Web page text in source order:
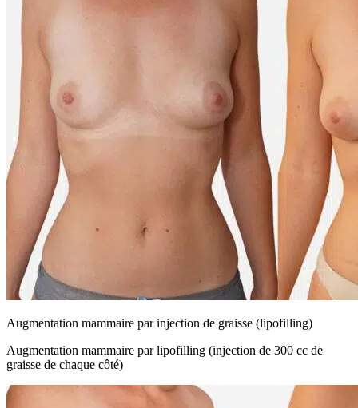
Augmentation mammaire par injection de graisse (lipofilling)
Augmentation mammaire par lipofilling (injection de 300 cc de
graisse de chaque côté)